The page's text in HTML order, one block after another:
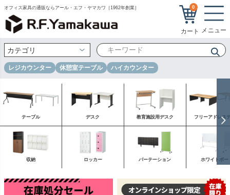
オフィス家具の通販ならアール・エフ・ヤマカワ［1962年創業］ 0
レジカウンター 休憩室テーブル ハイカウンター
テーブル デスク 教育施設用デスク フリーアドレス
収納 ロッカー パーテーション ホワイトボー